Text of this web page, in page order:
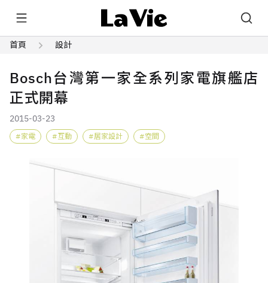
首頁 設計
Bosch台灣第一家全系列家電旗艦店
正式開幕
2015-03-23
家電 互動 居家設計 空間